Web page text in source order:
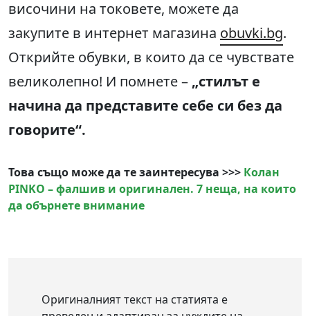
височини на токовете, можете да
закупите в интернет магазина obuvki.bg.
Открийте обувки, в които да се чувствате
великолепно! И помнете – „стилът е
начина да представите себе си без да
говорите“.
Това също може да те заинтересува >>> Колан
PINKO – фалшив и оригинален. 7 неща, на които
да обърнете внимание
Оригиналният текст на статията е